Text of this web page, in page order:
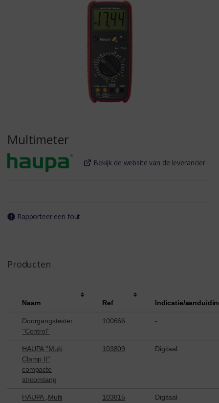
Multimeter
Bekijk de website van de leverancier
Rapporteer een fout
Producten
Naam Ref Indicatie/
Doorgangstester
''Control''
100666 -
HAUPA ''Multi
Clamp II''
compacte
stroomtang
103809 Digitaal
HAUPA „Multi
103815 Digitaal